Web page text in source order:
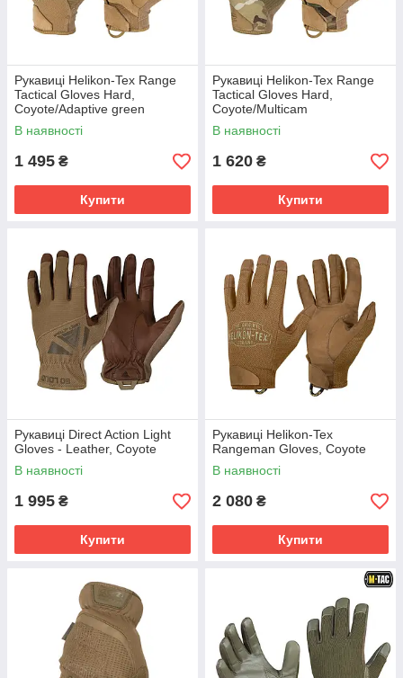
Рукавиці Helikon-Tex Range
Tactical Gloves Hard,
Coyote/Adaptive green
В наявності
1 495 ₴
Купити
Рукавиці Helikon-Tex Range
Tactical Gloves Hard,
Coyote/Multicam
В наявності
1 620 ₴
Купити
Рукавиці Direct Action Light
Gloves - Leather, Coyote
В наявності
1 995 ₴
Купити
Рукавиці Helikon-Tex
Rangeman Gloves, Coyote
В наявності
2 080 ₴
Купити